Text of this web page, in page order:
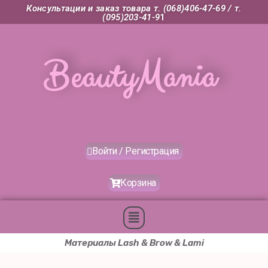
Перейти
к
Консультации и заказ товара т. (068)406-47-69 / т.
(095)203-41-91
BeautyMania
Войти / Регистрация
Корзина
Меню
Материалы Lash & Brow & Lami